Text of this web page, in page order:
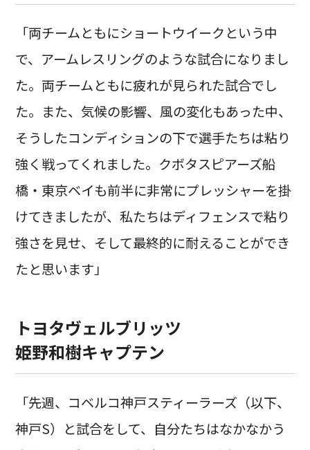
「両チームともにショートウイークという中
で、アームレスリングのような試合になりまし
た。両チームともに疲れが見られた試合でし
た。また、気候の影響、風の変化もあった中、
そうしたコンディションの下で選手たちは粘り
強く戦ってくれました。クボタスピアーズ船
橋・東京ベイも前半に非常にプレッシャーを掛
けてきましたが、私たちはディフェンスで粘り
強さを見せ、そして最終的に耐えることができ
たと思います」
トヨタヴェルブリッツ
姫野和樹キャプテン
「先週、コベルコ神戸スティーラーズ（以下、
神戸S）と試合をして、自分たちはなかなかう